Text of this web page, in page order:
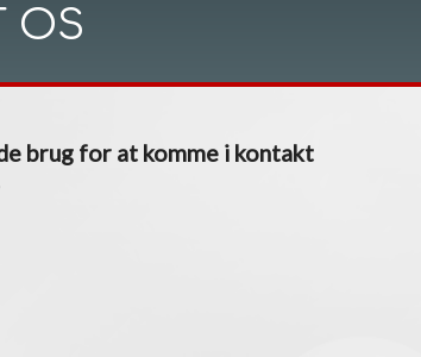
OS
brug for at komme i kontakt